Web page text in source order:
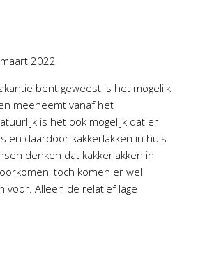
2022
bent geweest is het mogelijk
meeneemt vanaf het
is het ook mogelijk dat er
en daardoor kakkerlakken in huis
denken dat kakkerlakken in
toch komen er wel
voor. Alleen de relatief lage